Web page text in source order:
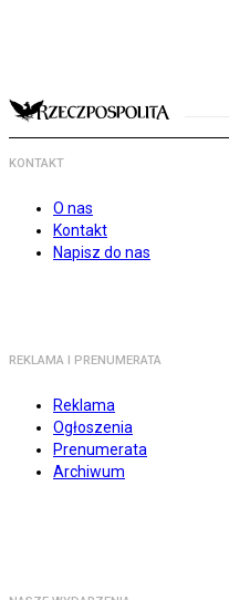
KONTAKT
O nas
Kontakt
Napisz do nas
REKLAMA I PRENUMERATA
Reklama
Ogłoszenia
Prenumerata
Archiwum